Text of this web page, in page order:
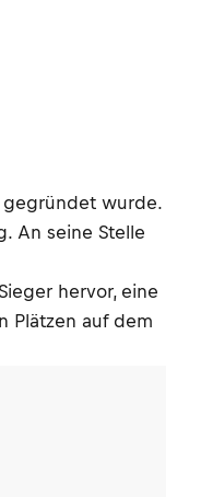
gegründet wurde.
An seine Stelle
hervor, eine
Plätzen auf dem